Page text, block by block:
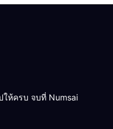
ให้ครบ จบที่ Numsai